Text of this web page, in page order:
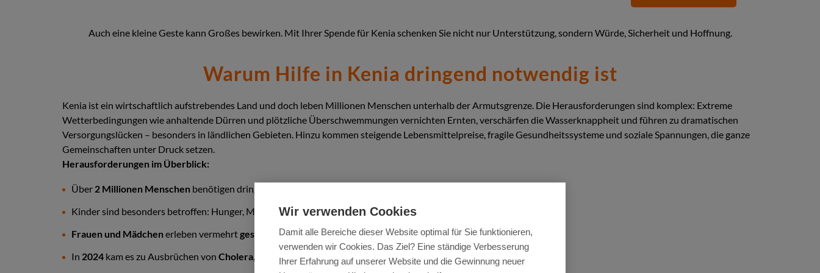
Auch eine kleine Geste kann Großes bewirken. Mit Ihrer Spende für Kenia schenken Sie nicht nur Unterstützung, sondern Würde, Sicherheit und Hoffnung.
Warum Hilfe in Kenia dringend notwendig ist
Kenia ist ein wirtschaftlich aufstrebendes Land und doch leben Millionen Menschen unterhalb der Armutsgrenze. Die Herausforderungen sind komplex: Extreme
Wetterbedingungen wie anhaltende Dürren und plötzliche Überschwemmungen vernichten Ernten, verschärfen die Wasserknappheit und führen zu dramatischen
Versorgungslücken – besonders in ländlichen Gebieten. Hinzu kommen steigende Lebensmittelpreise, fragile Gesundheitssysteme und soziale Spannungen, die ganze
Gemeinschaften unter Druck setzen.
Herausforderungen im Überblick:
Über 2 Millionen Menschen benötigen dringend
Kinder sind besonders betroffen: Hunger, Mangelernährung, Schulabbrüche
Frauen und Mädchenerleben vermehrtgeschlechtsspezifische Gewalt
In 2024 kam es zu Ausbrüchen von Cholera, Polio und Mpox
Wir verwenden Cookies
Damit alle Bereiche dieser Website optimal für Sie funktionieren,
verwenden wir Cookies. Das Ziel? Eine ständige Verbesserung
Ihrer Erfahrung auf unserer Website und die Gewinnung neuer